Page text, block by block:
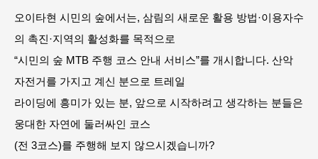
오이타현 시민의 숲에서는, 삼림의 새로운 활용 방법·이용자수
의 촉진·지역의 활성화를 목적으로
“시민의 숲 MTB 주행 코스 안내 서비스”를 개시합니다. 산악
자전거를 가지고 계신 분으로 트레일
라이딩에 흥미가 있는 분, 앞으로 시작하려고 생각하는 분들은
웅대한 자연에 둘러싸인 코스
(전 3코스)를 주행해 보지 않으시겠습니까?